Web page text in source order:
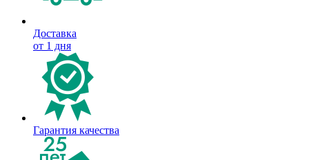
Доставка
от 1 дня
Гарантия качества